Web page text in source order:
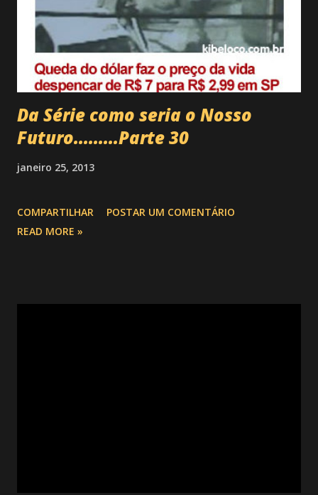
Da Série como seria o Nosso
Futuro.........Parte 30
janeiro 25, 2013
COMPARTILHAR
POSTAR UM COMENTÁRIO
READ MORE »